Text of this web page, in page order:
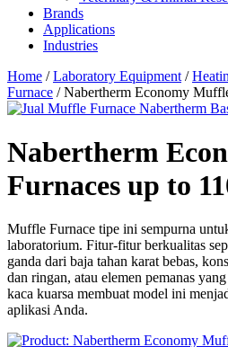
Brands
Applications
Industries
Home /Laboratory Equipment /
Furnace / Nabertherm Economy
Nabertherm
Furnaces up to
Muffle Furnace tipe ini sempurna
laboratorium. Fitur-fitur berkualitas
ganda dari baja tahan karat bebas,
dan ringan, atau elemen pemanas
kaca kuarsa membuat model ini
aplikasi Anda.